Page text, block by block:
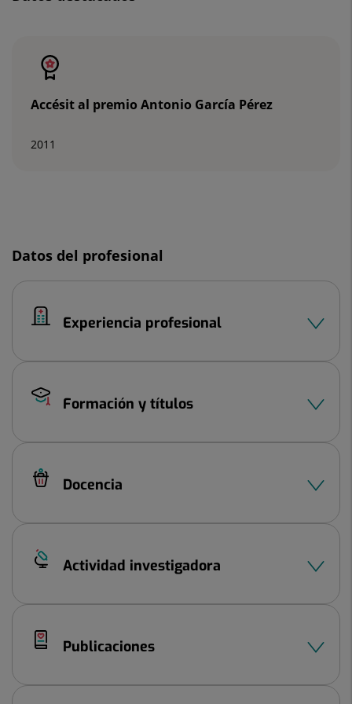
Accésit al premio Antonio García Pérez
2011
de
Datos del profesional
Experiencia profesional
Formación y títulos
Docencia
Actividad investigadora
Publicaciones